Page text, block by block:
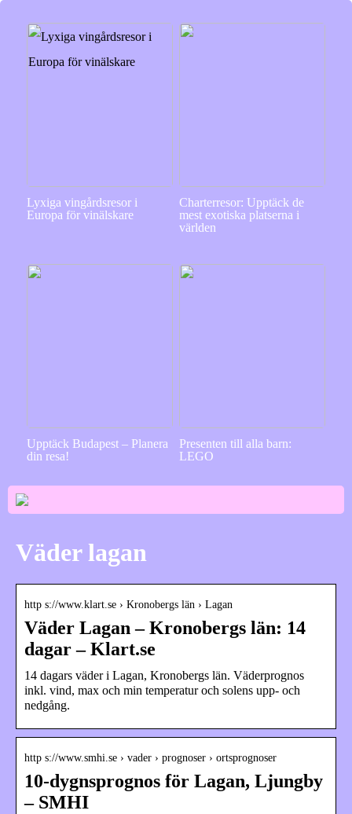
Lyxiga vingårdsresor i
Europa för vinälskare
Charterresor: Upptäck de
mest exotiska platserna i
världen
Upptäck Budapest – Planera
din resa!
Presenten till alla barn:
LEGO
Väder lagan
http s://www.klart.se › Kronobergs län › Lagan
Väder Lagan – Kronobergs län: 14
dagar – Klart.se
14 dagars väder i Lagan, Kronobergs län. Väderprognos
inkl. vind, max och min temperatur och solens upp- och
nedgång.
http s://www.smhi.se › vader › prognoser › ortsprognoser
10-dygnsprognos för Lagan, Ljungby
– SMHI